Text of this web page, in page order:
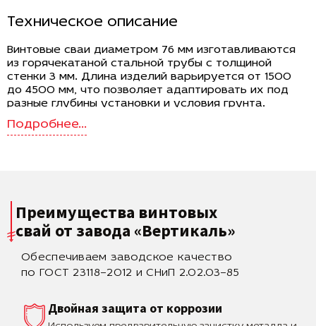
Техническое описание
Винтовые сваи диаметром 76 мм изготавливаются
из горячекатаной стальной трубы с толщиной
стенки 3 мм. Длина изделий варьируется от 1500
до 4500 мм, что позволяет адаптировать их под
разные глубины установки и условия грунта.
Лопасть диаметром 250 мм обеспечивает хорошее
зацепление с почвой и передачу нагрузки на
среднетяжёлых сооружений.
Область применения
Сваи этого типоразмера используют для установки
заборов, опорных конструкций, лёгких каркасных
лучше работают в сыпучих и слабых грунтах,
Преимущества винтовых
свай от завода «Вертикаль»
Обеспечиваем заводское качество
по ГОСТ 23118–2012 и СНиП 2.02.03–85
Двойная защита от коррозии